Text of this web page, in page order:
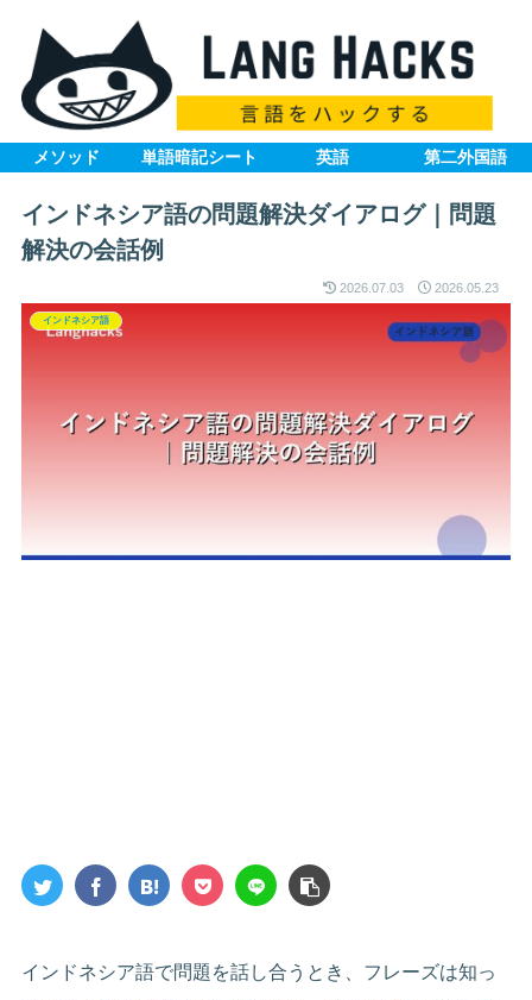
メソッド 単語暗記シート 英語 第二外国語
インドネシア語の問題解決ダイアログ｜問題
解決の会話例
2026.07.03 2026.05.23
インドネシア語
インドネシア語で問題を話し合うとき、フレーズは知っ